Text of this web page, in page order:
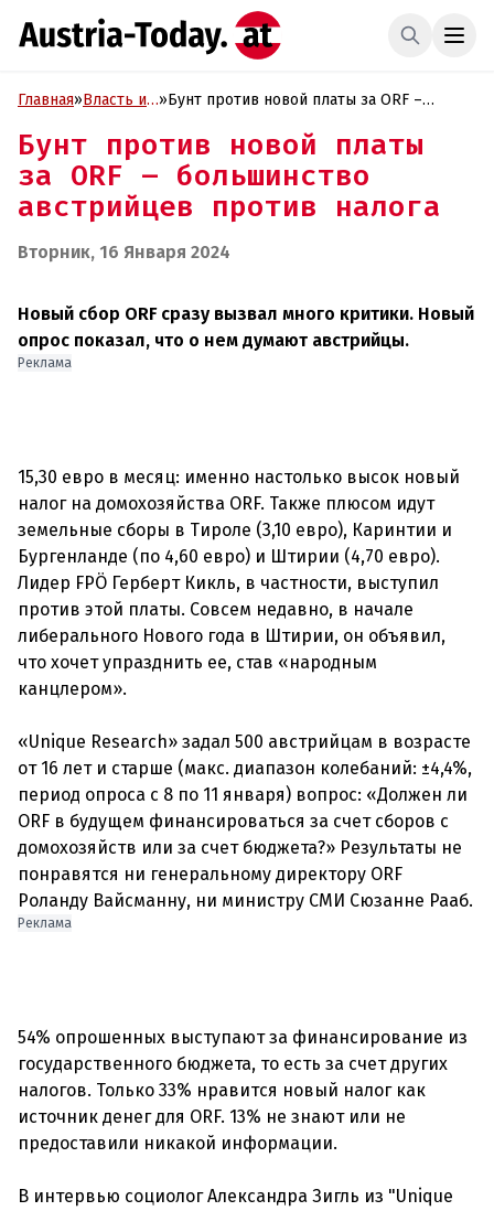
Главная»Власть и
»Бунт против новой платы за ORF –
Бунт против новой платы
за ORF – большинство
австрийцев против налога
Вторник, 16 Января 2024
Новый сбор ORF сразу вызвал много критики. Новый
опрос показал, что о нем думают австрийцы.
Реклама
15,30 евро в месяц: именно настолько высок новый
налог на домохозяйства ORF. Также плюсом идут
земельные сборы в Тироле (3,10 евро), Каринтии и
Бургенланде (по 4,60 евро) и Штирии (4,70 евро).
Лидер FPÖ Герберт Кикль, в частности, выступил
против этой платы. Совсем недавно, в начале
либерального Нового года в Штирии, он объявил,
что хочет упразднить ее, став «народным
канцлером».
«Unique Research» задал 500 австрийцам в возрасте
от 16 лет и старше (макс. диапазон колебаний: ±4,4%,
период опроса с 8 по 11 января) вопрос: «Должен ли
ORF в будущем финансироваться за счет сборов с
домохозяйств или за счет бюджета?» Результаты не
понравятся ни генеральному директору ORF
Реклама
54% опрошенных выступают за финансирование из
государственного бюджета, то есть за счет других
налогов. Только 33% нравится новый налог как
источник денег для ORF. 13% не знают или не
предоставили никакой информации.
В интервью социолог Александра Зигль из "Unique